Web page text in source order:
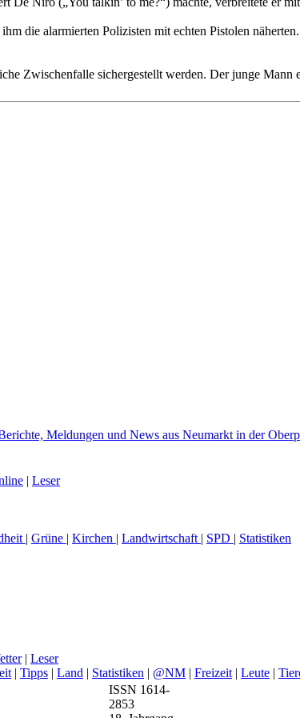
die alarmierten Polizisten mit echten Pistolen näherten.
Zwischenfalle sichergestellt werden. Der junge
| Leser
| Grüne | Kirchen | Landwirtschaft | SPD | Statistiken
| Leser
| Tipps | Land | Statistiken | @NM | Freizeit | Leute |
ISSN 1614-
2853